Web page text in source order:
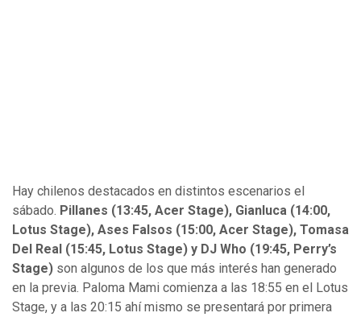
Hay chilenos destacados en distintos escenarios el
sábado. Pillanes (13:45, Acer Stage), Gianluca (14:00,
Lotus Stage), Ases Falsos (15:00, Acer Stage), Tomasa
Del Real (15:45, Lotus Stage) y DJ Who (19:45, Perry’s
Stage) son algunos de los que más interés han generado
en la previa. Paloma Mami comienza a las 18:55 en el Lotus
Stage, y a las 20:15 ahí mismo se presentará por primera